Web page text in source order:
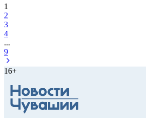
1
2
3
4
...
9
16+